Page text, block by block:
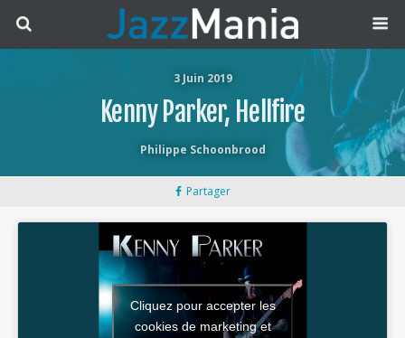
3 Juin 2019
Kenny Parker, Hellfire
Philippe Schoonbrood
Partager
Cliquez pour accepter les
cookies de marketing et